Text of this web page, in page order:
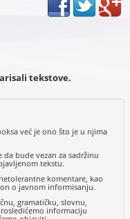
tekstove.
već je ono što je u njima
bude vezan za sadržinu
tekstu.
komentare, kao
o javnom informisanju.
gramatičku, slovnu,
informaciju